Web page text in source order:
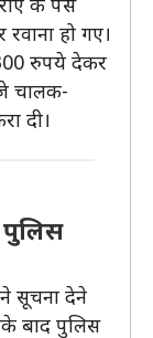
हो गए।
रुपये देकर
चालक-
दी।
सूचना देने
बाद पुलिस